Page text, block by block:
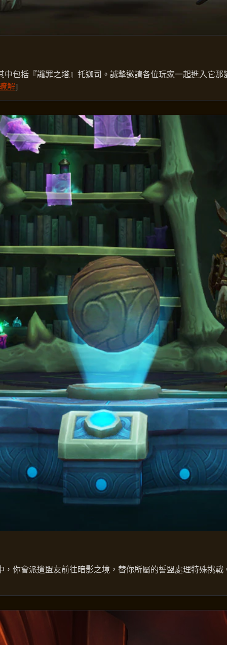
包括『譴罪之塔』托迦司。誠摯邀請各位玩家一起進入它
解]
你會派遣盟友前往暗影之境，替你所屬的誓盟處理特殊挑